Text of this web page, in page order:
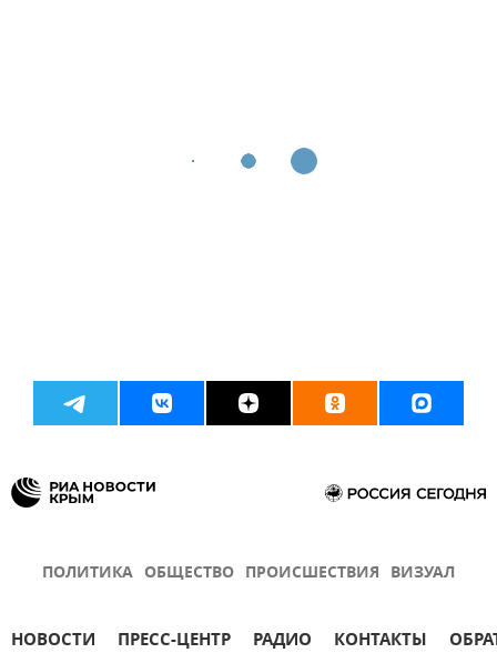
ПОЛИТИКА ОБЩЕСТВО ПРОИСШЕСТВИЯ ВИЗУАЛ
НОВОСТИ ПРЕСС-ЦЕНТР РАДИО КОНТАКТЫ